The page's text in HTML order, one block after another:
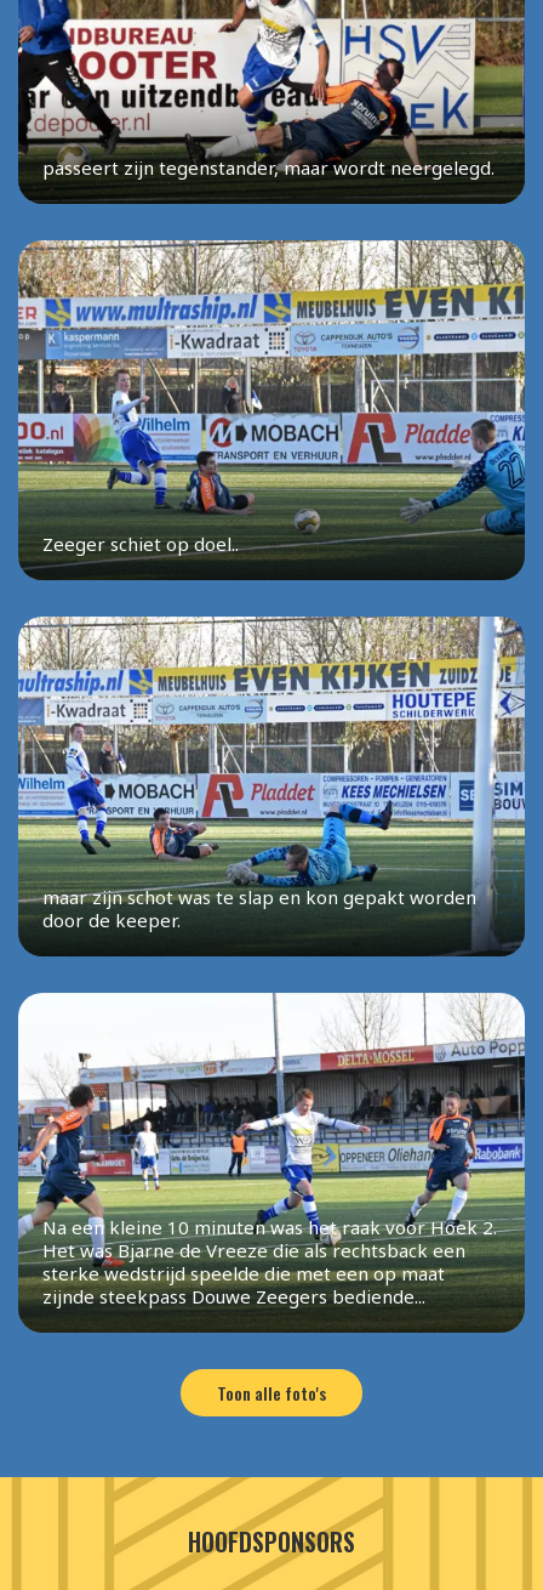
passeert zijn tegenstander, maar wordt neergelegd.
Zeeger schiet op doel..
maar zijn schot was te slap en kon gepakt worden
door de keeper.
Na een kleine 10 minuten was het raak voor Hoek 2.
Het was Bjarne de Vreeze die als rechtsback een
sterke wedstrijd speelde die met een op maat
zijnde steekpass Douwe Zeegers bediende...
Toon alle foto's
HOOFDSPONSORS